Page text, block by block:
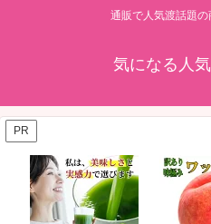
通販で人気渡話題
気になる人
PR